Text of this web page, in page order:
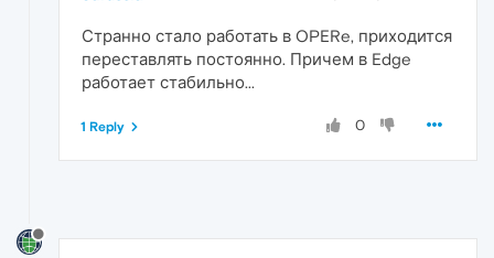
Странно стало работать в OPERe, приходится
переставлять постоянно. Причем в Edge
работает стабильно...
0
1 Reply